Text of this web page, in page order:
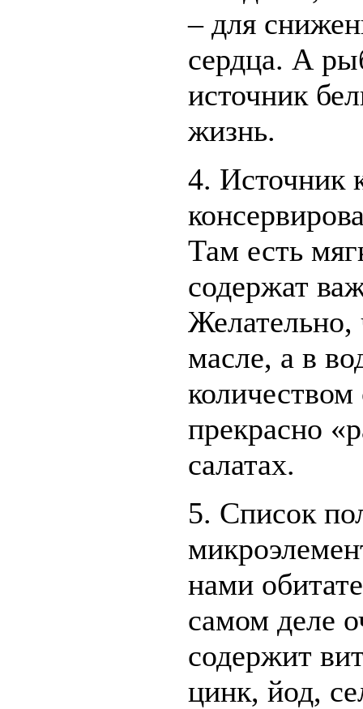
– для
сердца. А
источник
жизнь.
4. Источник
Там есть
содержат
масле, а в
прекрасно
салатах.
5. Список
нами
самом деле
содержит
цинк, йод,